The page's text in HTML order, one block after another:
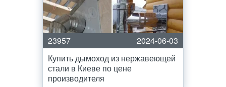
23957
2024-06-03
Купить дымоход из нержавеющей
стали в Киеве по цене
производителя